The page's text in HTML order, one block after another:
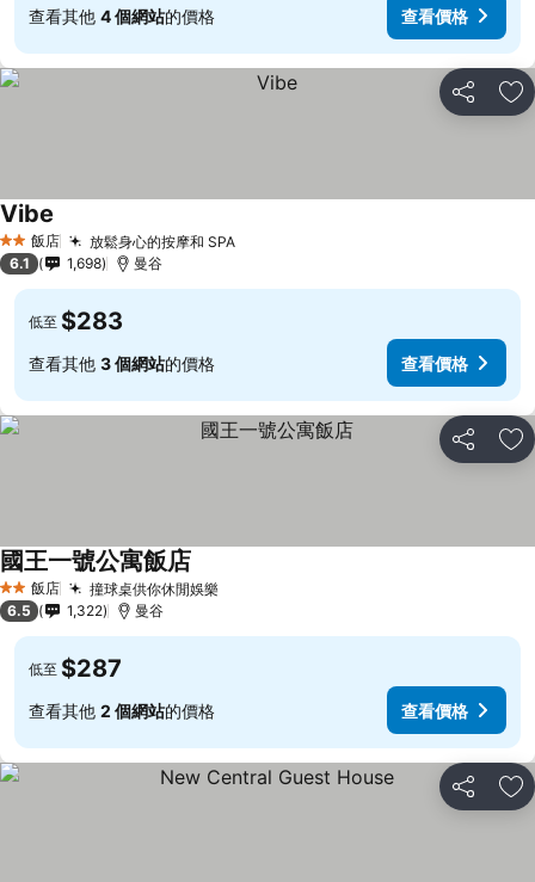
查看其他 4 個網站的價格 查看價格
分享 加
2 星級飯店 放鬆身心的按摩和 SPA
Vibe
6.1 1,698 曼谷
低至 $283
查看其他 3 個網站的價格 查看價格
分享 加
2 星級飯店 撞球桌供你休閒娛樂
國王一號公寓飯店
6.5 1,322 曼谷
低至 $287
查看其他 2 個網站的價格 查看價格
分享 加